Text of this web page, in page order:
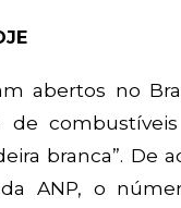
abertos no
de
branca”. De
ANP, o